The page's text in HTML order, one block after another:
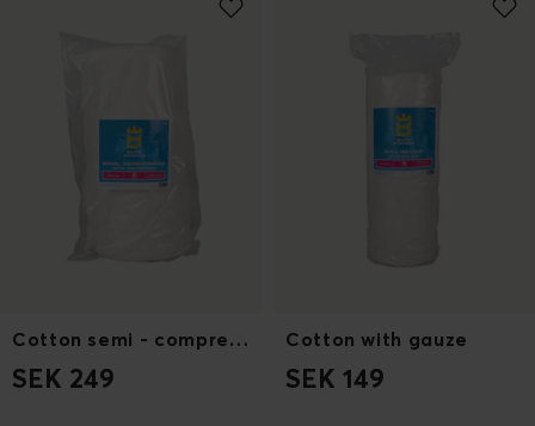
Cotton semi - compressed
SEK 249
Cotton with gauze
SEK 149